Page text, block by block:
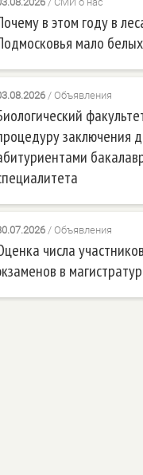
в этом году в
мало
/ Объявления
заключения
/ Объявления
числа участников
в